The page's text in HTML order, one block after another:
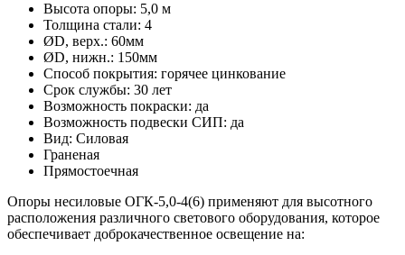
Высота опоры: 5,0 м
Толщина стали: 4
ØD, верх.: 60мм
ØD, нижн.: 150мм
Способ покрытия: горячее цинкование
Срок службы: 30 лет
Возможность покраски: да
Возможность подвески СИП: да
Вид: Силовая
Граненая
Прямостоечная
Опоры несиловые ОГК-5,0-4(6) применяют для высотного
расположения различного светового оборудования, которое
обеспечивает доброкачественное освещение на: